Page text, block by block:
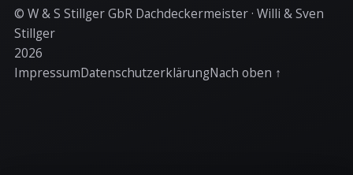
© W & S Stillger GbR Dachdeckermeister · Willi & Sven
Stillger
2026
ImpressumDatenschutzerklärungNach oben ↑